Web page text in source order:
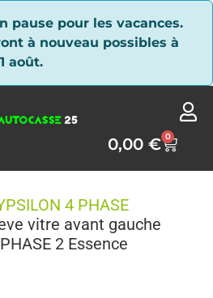
pause pour les vacances.
à nouveau possibles à
août.
0,00€ 0
4 PHASE
vitre avant gauche
2 Essence
des cookies